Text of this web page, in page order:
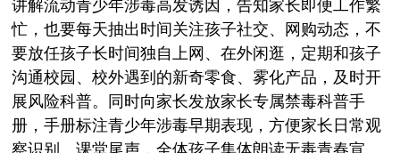
讲解流动青少年涉毒高发诱因，告知家长即便工作繁
忙，也要每天抽出时间关注孩子社交、网购动态，不
要放任孩子长时间独自上网、在外闲逛，定期和孩子
沟通校园、校外遇到的新奇零食、雾化产品，及时开
展风险科普。同时向家长发放家长专属禁毒科普手
册，手册标注青少年涉毒早期表现，方便家长日常观
察识别。课堂尾声，全体孩子集体朗读无毒青春宣